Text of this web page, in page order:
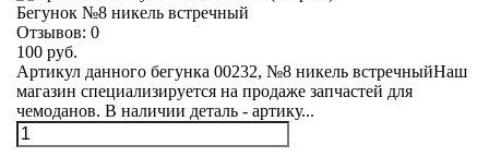
Бегунок №8 никель встречный
Отзывов: 0
100 руб.
Артикул данного бегунка 00232, №8 никель встречныйНаш
магазин специализируется на продаже запчастей для
чемоданов. В наличии деталь - артику...